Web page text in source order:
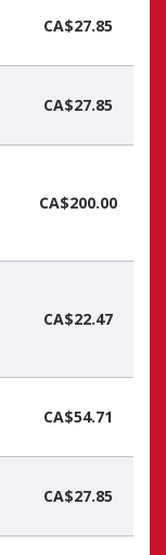
CA$27.85
CA$27.85
CA$200.00
CA$22.47
CA$54.71
CA$27.85